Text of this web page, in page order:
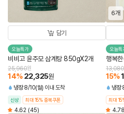
담기
오늘특가
비비고 윤주모 삼계탕 850gX2개
25,960원
14% 22,325원
냉장 8/10(월) 이내 도착
신상 최대 15% 중복쿠폰
4.62 (45)
6개
오늘특
행복
13,080
15%
냉장
최대
4.78